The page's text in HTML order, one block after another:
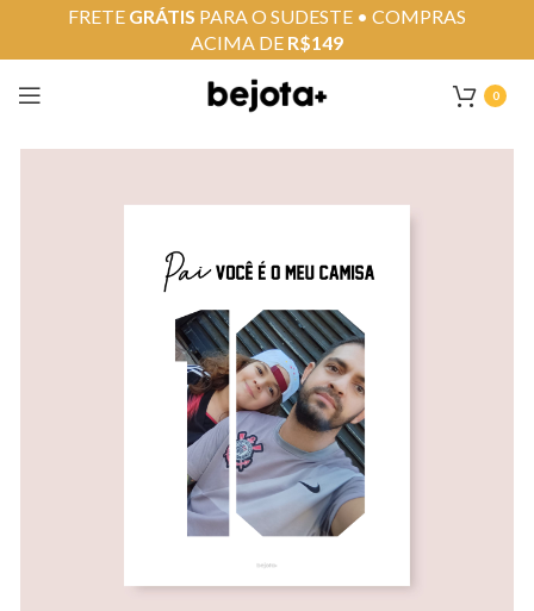
0
FRETE GRÁTIS PARA O SUDESTE • COMPRAS
ACIMA DE R$149